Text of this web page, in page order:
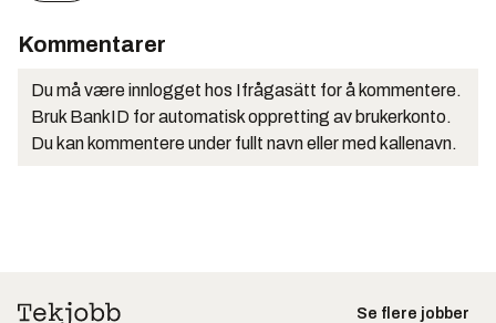
Kommentarer
Du må være innlogget hos Ifrågasätt for å kommentere.
Bruk BankID for automatisk oppretting av brukerkonto.
Du kan kommentere under fullt navn eller med kallenavn.
Se flere jobber